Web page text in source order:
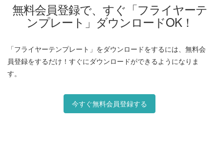
無料会員登録で、すぐ「フライヤーテ
ンプレート」ダウンロードOK！
「フライヤーテンプレート」をダウンロードをするには、無料会
員登録をするだけ！すぐにダウンロードができるようになりま
す。
今すぐ無料会員登録する